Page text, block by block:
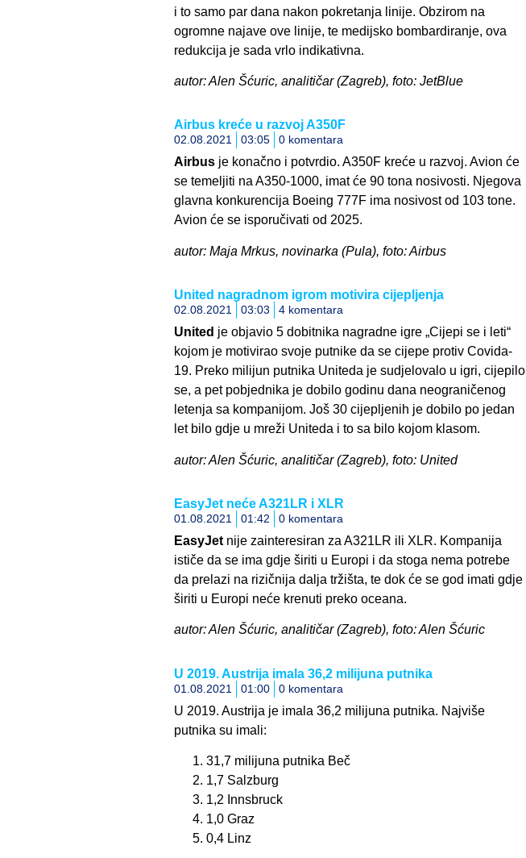
i to samo par dana nakon pokretanja linije. Obzirom na
ogromne najave ove linije, te medijsko bombardiranje, ova
redukcija je sada vrlo indikativna.
autor: Alen Šćuric, analitičar (Zagreb), foto: JetBlue
Airbus kreće u razvoj A350F
02.08.2021 03:05 0 komentara
Airbusje konačno i potvrdio. A350F kreće u razvoj. Avion će
se temeljiti na A350-1000, imat će 90 tona nosivosti. Njegova
glavna konkurencija Boeing 777F ima nosivost od 103 tone.
Avion će se isporučivati od 2025.
autor: Maja Mrkus, novinarka (Pula), foto: Airbus
United nagradnom igrom motivira cijepljenja
02.08.2021 03:03 4 komentara
United je objavio 5 dobitnika nagradne igre „Cijepi se i leti“
kojom je motivirao svoje putnike da se cijepe protiv Covida-
19. Preko milijun putnika Uniteda je sudjelovalo u igri, cijepilo
se, a pet pobjednika je dobilo godinu dana neograničenog
letenja sa kompanijom. Još 30 cijepljenih je dobilo po jedan
let bilo gdje u mreži Uniteda i to sa bilo kojom klasom.
autor: Alen Šćuric, analitičar (Zagreb), foto: United
EasyJet neće A321LR i XLR
01.08.2021 01:42 0 komentara
EasyJet nije zainteresiran za A321LR ili XLR. Kompanija
ističe da se ima gdje širiti u Europi i da stoga nema potrebe
da prelazi na rizičnija dalja tržišta, te dok će se god imati gdje
širiti u Europi neće krenuti preko oceana.
autor: Alen Šćuric, analitičar (Zagreb), foto: Alen Šćuric
U 2019. Austrija imala 36,2 milijuna putnika
01.08.2021 01:00 0 komentara
U 2019. Austrija je imala 36,2 milijuna putnika. Najviše
putnika su imali:
31,7 milijuna putnika Beč
1,7 Salzburg
1,2 Innsbruck
1,0 Graz
0,4 Linz